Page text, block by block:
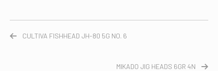
CULTIVA FISHHEAD JH-80 5G NO. 6
MIKADO JIG HEADS 6GR 4N